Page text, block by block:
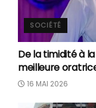
SOCIÉTÉ
De la timidité à
meilleure
16 MAI 2026